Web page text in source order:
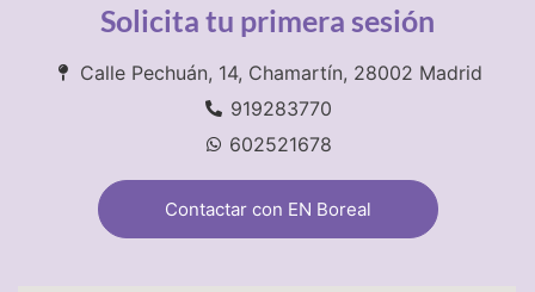
Solicita tu primera sesión
Calle Pechuán, 14, Chamartín, 28002 Madrid
919283770
602521678
Contactar con EN Boreal